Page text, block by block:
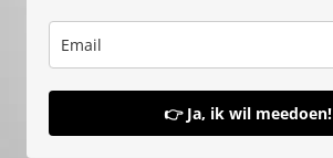
👉 Ja, ik wil meedoen!